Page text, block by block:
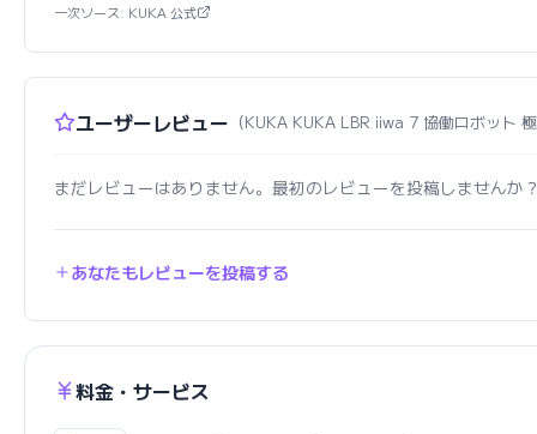
一次ソース: KUKA 公式
ユーザーレビュー （KUKA KUKA LBR iiwa 7 協働ロボット
まだレビューはありません。最初のレビューを投稿しませんか
あなたもレビューを投稿する
料金・サービス